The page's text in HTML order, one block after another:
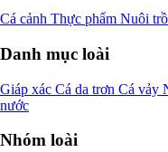
Cá cảnh Thực phẩm Nuôi
Danh mục loài
Giáp xác Cá da trơn Cá vảy
nước
Nhóm loài